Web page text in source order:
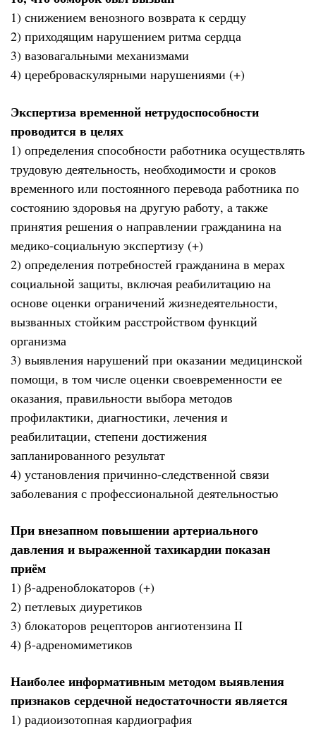
1) снижением венозного возврата к сердцу
2) приходящим нарушением ритма сердца
3) вазовагальными механизмами
4) цереброваскулярными нарушениями (+)
Экспертиза временной нетрудоспособности
проводится в целях
1) определения способности работника осуществлять
трудовую деятельность, необходимости и сроков
временного или постоянного перевода работника по
состоянию здоровья на другую работу, а также
принятия решения о направлении гражданина на
медико-социальную экспертизу (+)
2) определения потребностей гражданина в мерах
социальной защиты, включая реабилитацию на
основе оценки ограничений жизнедеятельности,
вызванных стойким расстройством функций
организма
3) выявления нарушений при оказании медицинской
помощи, в том числе оценки своевременности ее
оказания, правильности выбора методов
профилактики, диагностики, лечения и
реабилитации, степени достижения
запланированного результат
4) установления причинно-следственной связи
заболевания с профессиональной деятельностью
При внезапном повышении артериального
давления и выраженной тахикардии показан
приём
1) β-адреноблокаторов (+)
2) петлевых диуретиков
3) блокаторов рецепторов ангиотензина II
4) β-адреномиметиков
Наиболее информативным методом выявления
признаков сердечной недостаточности является
1) радиоизотопная кардиография